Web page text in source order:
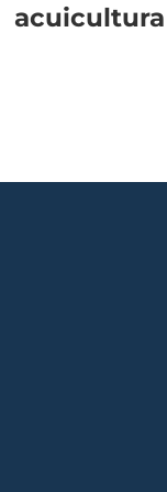
acuicultura